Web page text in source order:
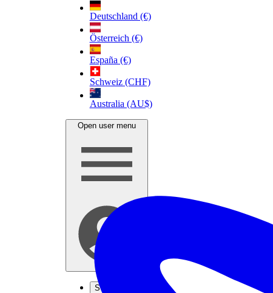
Deutschland (€)
Österreich (€)
España (€)
Schweiz (CHF)
Australia (AU$)
Open user menu
S'inscrire